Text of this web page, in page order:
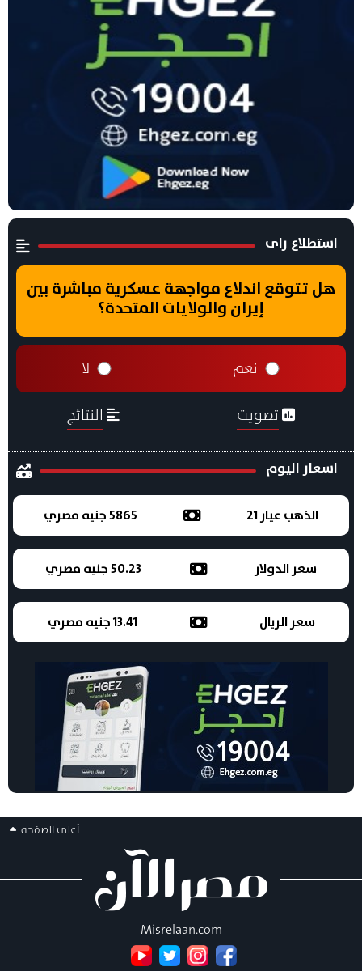
استطلاع راى
هل تتوقع اندلاع مواجهة عسكرية مباشرة بين
إيران والولايات المتحدة؟
نعم لا
تصويت النتائج
اسعار اليوم
الذهب عيار 21 5865 جنيه مصري
سعر الدولار 50.23 جنيه مصري
سعر الريال 13.41 جنيه مصري
أعلى الصفحه
Misrelaan.com